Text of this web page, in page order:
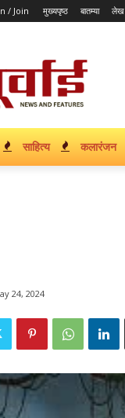
/ Join मुख्यपृष्ठ बातम्या लेख
साहित्य कलारंजन
24, 2024